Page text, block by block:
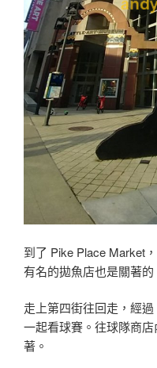
到了 Pike Place Market
有名的拋魚店也是關著
走上第四街往回走，經
一起看球賽。往球隊商
著。